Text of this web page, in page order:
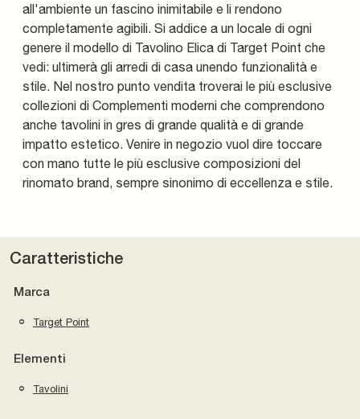
all'ambiente un fascino inimitabile e li rendono
completamente agibili. Si addice a un locale di ogni
genere il modello di Tavolino Elica di Target Point che
vedi: ultimerà gli arredi di casa unendo funzionalità e
stile. Nel nostro punto vendita troverai le più esclusive
collezioni di Complementi moderni che comprendono
anche tavolini in gres di grande qualità e di grande
impatto estetico. Venire in negozio vuol dire toccare
con mano tutte le più esclusive composizioni del
rinomato brand, sempre sinonimo di eccellenza e stile.
Caratteristiche
Marca
Target Point
Elementi
Tavolini